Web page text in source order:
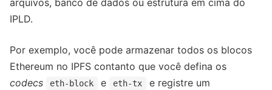
arquivos, banco de dados ou estrutura em cima do
IPLD.
Por exemplo, você pode armazenar todos os blocos
Ethereum no IPFS contanto que você defina os
codecs
eth-block e eth-tx
e registre um